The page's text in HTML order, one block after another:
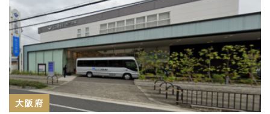
大阪府